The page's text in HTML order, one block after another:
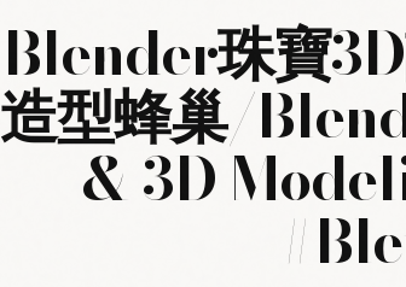
Blender珠寶
造型蜂巢/
& 3D